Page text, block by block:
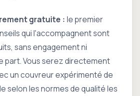
gratuite : le premier
qui l'accompagnent sont
sans engagement ni
part. Vous serez directement
un couvreur expérimenté de
selon les normes de qualité les